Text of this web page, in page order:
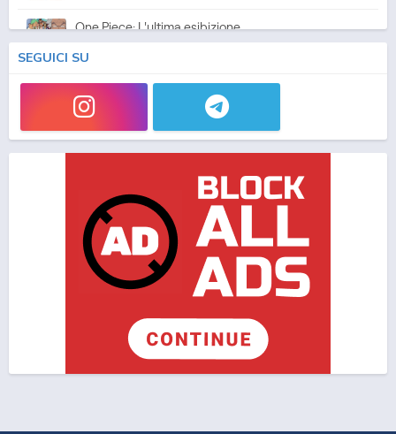
One Piece: L'ultima esibizione
Special - 2003 - 45 min/ep
One Piece: L'ultima esibizione (ITA)
Special - 2003 - 45 min/ep
Movie - 2004 - 1h e 35 min/ep
One Piece Movie 05: Norowareta Seiken (ITA)
Movie - 2004 - 1h e 35 min/ep
no Shima (ITA)
Movie - 2005 - 1h e 31 min/ep
SEGUICI SU